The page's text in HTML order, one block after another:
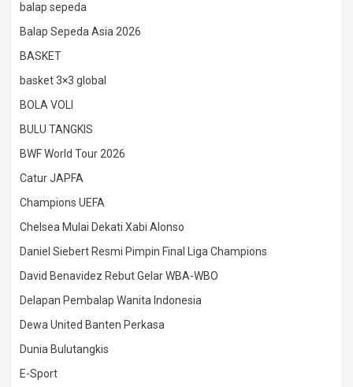
balap sepeda
Balap Sepeda Asia 2026
BASKET
basket 3×3 global
BOLA VOLI
BULU TANGKIS
BWF World Tour 2026
Catur JAPFA
Champions UEFA
Chelsea Mulai Dekati Xabi Alonso
Daniel Siebert Resmi Pimpin Final Liga Champions
David Benavidez Rebut Gelar WBA-WBO
Delapan Pembalap Wanita Indonesia
Dewa United Banten Perkasa
Dunia Bulutangkis
E-Sport